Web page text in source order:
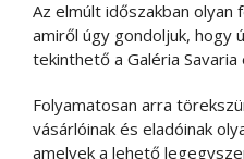
Az elmúlt időszakban
amiről úgy gondoljuk, hogy
tekinthető a Galéria Savaria
Folyamatosan arra
vásárlóinak és eladóinak
amelyek a lehető